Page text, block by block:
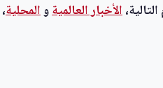
الأخبار العالميةوالمحلية،